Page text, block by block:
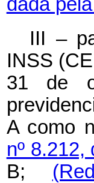
III –
INSS
31 de
A como
nº
B;